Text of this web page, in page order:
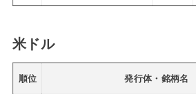
米ドル
順位 発行体・銘柄名